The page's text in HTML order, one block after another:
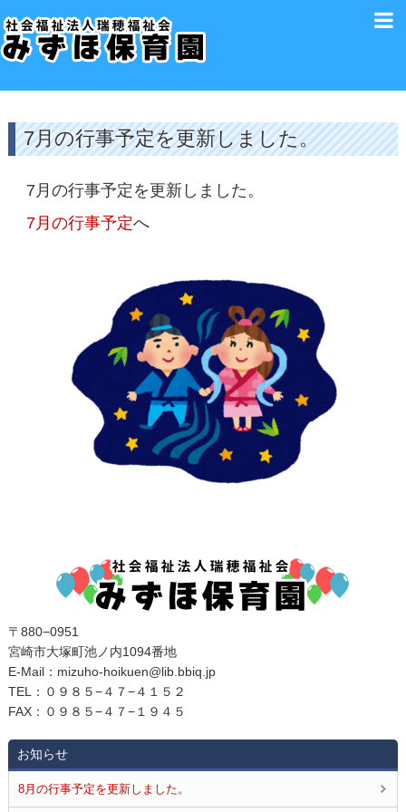
7月の行事予定を更新しました。
7月の行事予定を更新しました。
7月の行事予定へ
〒880−0951
宮崎市大塚町池ノ内1094番地
E‐Mail：mizuho-hoikuen@lib.bbiq.jp
TEL：０９８５−４７−４１５２
FAX：０９８５−４７−１９４５
お知らせ
8月の行事予定を更新しました。